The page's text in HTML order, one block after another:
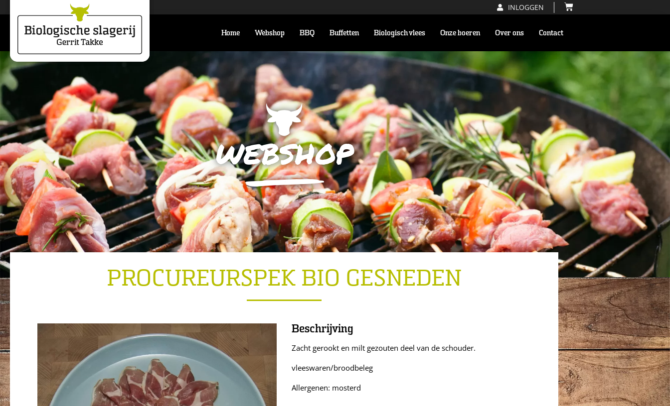
INLOGGEN
Home Webshop BBQ Buffetten Biologisch vlees Onze boeren Over ons Contact
webshop
PROCUREURSPEK BIO GESNEDEN
Beschrijving
Zacht gerookt en milt gezouten deel van de schouder.
vleeswaren/broodbeleg
Allergenen: mosterd